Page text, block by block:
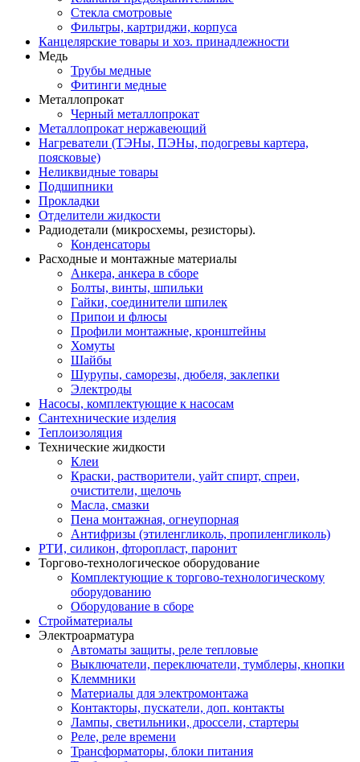
Стекла смотровые
Фильтры, картриджи, корпуса
Канцелярские товары и хоз. принадлежности
Медь
Трубы медные
Фитинги медные
Металлопрокат
Черный металлопрокат
Металлопрокат нержавеющий
Нагреватели (ТЭНы, ПЭНы, подогревы картера,
поясковые)
Неликвидные товары
Подшипники
Прокладки
Отделители жидкости
Радиодетали (микросхемы, резисторы).
Конденсаторы
Расходные и монтажные материалы
Анкера, анкера в сборе
Болты, винты, шпильки
Гайки, соединители шпилек
Припои и флюсы
Профили монтажные, кронштейны
Хомуты
Шайбы
Шурупы, саморезы, дюбеля, заклепки
Электроды
Насосы, комплектующие к насосам
Сантехнические изделия
Теплоизоляция
Технические жидкости
Клеи
Краски, растворители, уайт спирт, спреи,
очистители, щелочь
Масла, смазки
Пена монтажная, огнеупорная
Антифризы (этиленгликоль, пропиленгликоль)
РТИ, силикон, фторопласт, паронит
Торгово-технологическое оборудование
Комплектующие к торгово-технологическому
оборудованию
Оборудование в сборе
Стройматериалы
Электроарматура
Автоматы защиты, реле тепловые
Выключатели, переключатели, тумблеры, кнопки
Клеммники
Материалы для электромонтажа
Контакторы, пускатели, доп. контакты
Лампы, светильники, дроссели, стартеры
Реле, реле времени
Трансформаторы, блоки питания